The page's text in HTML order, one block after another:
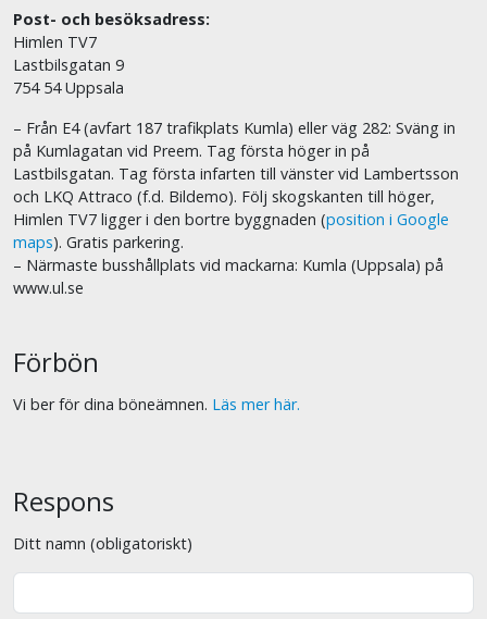
Post- och besöksadress:
Himlen TV7
Lastbilsgatan 9
754 54 Uppsala
– Från E4 (avfart 187 trafikplats Kumla) eller väg 282: Sväng in
på Kumlagatan vid Preem. Tag första höger in på
Lastbilsgatan. Tag första infarten till vänster vid Lambertsson
och LKQ Attraco (f.d. Bildemo). Följ skogskanten till höger,
Himlen TV7 ligger i den bortre byggnaden (position i Google
maps). Gratis parkering.
– Närmaste busshållplats vid mackarna: Kumla (Uppsala) på
www.ul.se
Förbön
Vi ber för dina böneämnen. Läs mer här.
Respons
Ditt namn (obligatoriskt)